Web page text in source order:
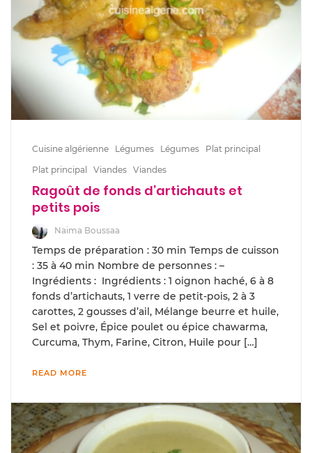
Cuisine algérienne Légumes Légumes
Plat principal
Plat principal
Viandes Viandes
Ragoût de fonds d’artichauts et
petits pois
Naima Boussaa
Temps de préparation : 30 min Temps de cuisson
: 35 à 40 min Nombre de personnes : –
Ingrédients : Ingrédients : 1 oignon haché, 6 à 8
fonds d’artichauts, 1 verre de petit-pois, 2 à 3
carottes, 2 gousses d’ail, Mélange beurre et huile,
Sel et poivre, Épice poulet ou épice chawarma,
Curcuma, Thym, Farine, Citron, Huile pour […]
READ MORE